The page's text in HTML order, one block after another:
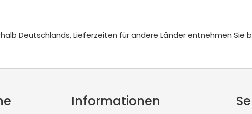
Deutschlands, Lieferzeiten für andere Länder entnehmen
Informationen